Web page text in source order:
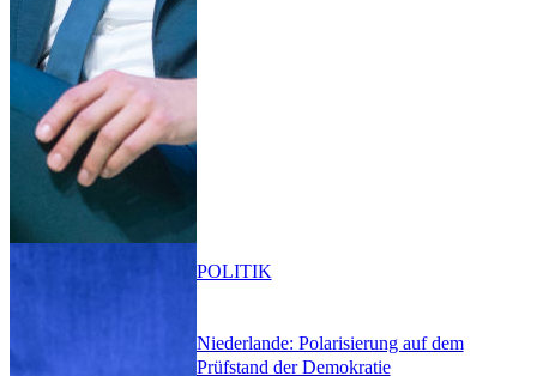
Niederlande: Polarisierung auf dem
Prüfstand der Demokratie
POLITIK